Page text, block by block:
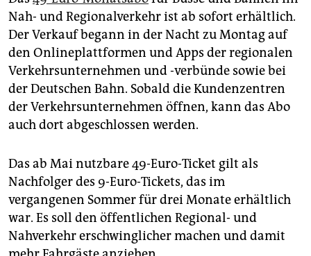
fragen & hilfe
unterstützen
abo
genossenschaft
epaper login
Nah- und Regionalverkehr ist ab sofort erhältlich.
Der Verkauf begann in der Nacht zu Montag auf
den Onlineplattformen und Apps der regionalen
Verkehrsunternehmen und -verbünde sowie bei
der Deutschen Bahn. Sobald die Kundenzentren
der Verkehrsunternehmen öffnen, kann das Abo
auch dort abgeschlossen werden.
Das ab Mai nutzbare 49-Euro-Ticket gilt als
Nachfolger des 9-Euro-Tickets, das im
vergangenen Sommer für drei Monate erhältlich
war. Es soll den öffentlichen Regional- und
Nahverkehr erschwinglicher machen und damit